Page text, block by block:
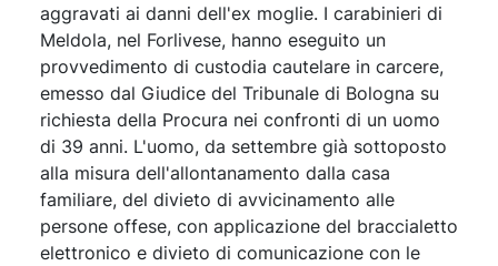
aggravati ai danni dell'ex moglie. I carabinieri di
Meldola, nel Forlivese, hanno eseguito un
provvedimento di custodia cautelare in carcere,
emesso dal Giudice del Tribunale di Bologna su
richiesta della Procura nei confronti di un uomo
di 39 anni. L'uomo, da settembre già sottoposto
alla misura dell'allontanamento dalla casa
familiare, del divieto di avvicinamento alle
persone offese, con applicazione del braccialetto
elettronico e divieto di comunicazione con le